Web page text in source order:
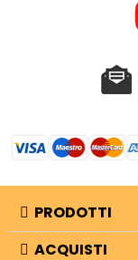
PRODOTTI
ACQUISTI